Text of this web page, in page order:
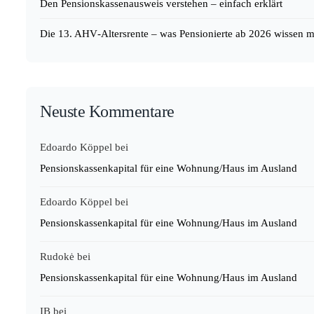
Den Pensionskassenausweis verstehen – einfach erklärt
Die 13. AHV‑Altersrente – was Pensionierte ab 2026 wissen
Neuste Kommentare
Edoardo Köppel bei
Pensionskassenkapital für eine Wohnung/Haus im Ausland
Edoardo Köppel bei
Pensionskassenkapital für eine Wohnung/Haus im Ausland
Rudokė bei
Pensionskassenkapital für eine Wohnung/Haus im Ausland
IB bei